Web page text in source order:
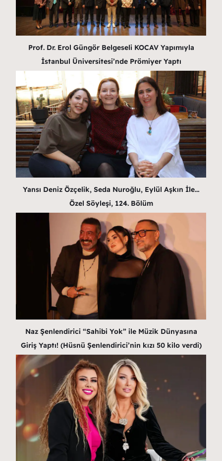
Prof. Dr. Erol Güngör Belgeseli KOCAV Yapımıyla
İstanbul Üniversitesi’nde Prömiyer Yaptı
Yansı Deniz Özçelik, Seda Nuroğlu, Eylül Aşkın İle…
Özel Söyleşi, 124. Bölüm
Naz Şenlendirici “Sahibi Yok” ile Müzik Dünyasına
Giriş Yaptı! (Hüsnü Şenlendirici’nin kızı 50 kilo verdi)